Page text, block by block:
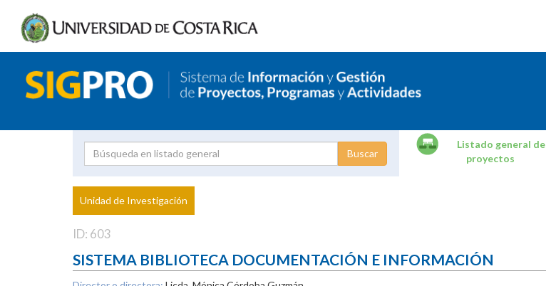
Proyecto
Investigador
Listado general de
proyectos
Unidad de Investigación
ID: 603
SISTEMA BIBLIOTECA DOCUMENTACIÓN E INFORMACIÓN